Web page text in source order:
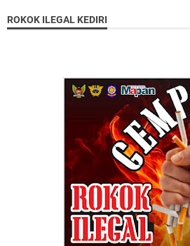
ROKOK ILEGAL KEDIRI